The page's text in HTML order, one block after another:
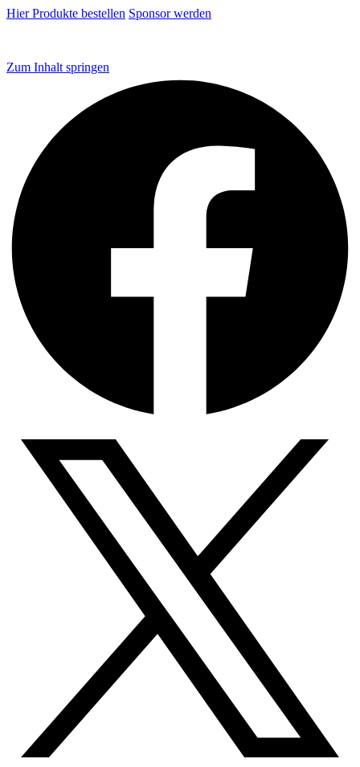
Hier Produkte bestellen Sponsor werden
Zum Inhalt springen